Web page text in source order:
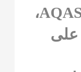
بفريق مؤسسة AQAS،
على